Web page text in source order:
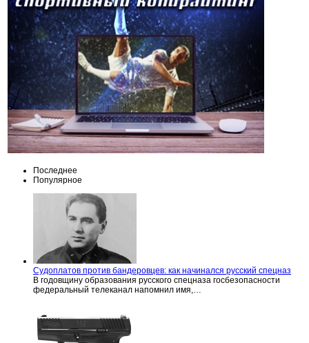
Последнее
Популярное
Судоплатов против бандеровцев: как начинался русский спецназ
В годовщину образования русского спецназа госбезопасности
федеральный телеканал напомнил имя,…